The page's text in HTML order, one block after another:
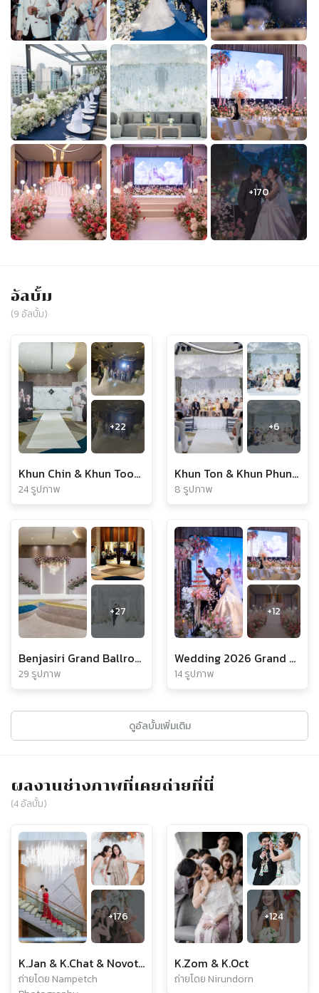
อัลบั้ม
(9 อัลบั้ม)
+22
Khun Chin & Khun Tookta
24 รูปภาพ
+6
Khun Ton & Khun Phung Engagement
8 รูปภาพ
+27
Benjasiri Grand Ballroom Venue
29 รูปภาพ
+12
Wedding 2026 Grand Ballroom Venue
14 รูปภาพ
ดูอัลบั้มเพิ่มเติม
ผลงานช่างภาพที่เคยถ่ายที่นี่
(4อัลบั้ม)
+176
K.Jan & K.Chat & Novotel Sukhumvit 20
ถ่ายโดย Nampetch
+124
K.Zom & K.Oct
ถ่ายโดย Nirundorn